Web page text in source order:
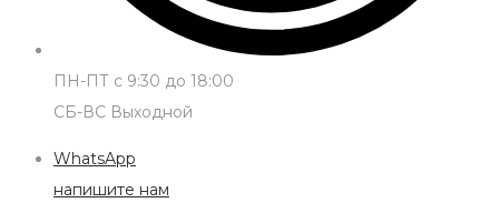
ПН-ПТ с 9:30 до 18:00
СБ-ВС Выходной
WhatsApp
напишите нам